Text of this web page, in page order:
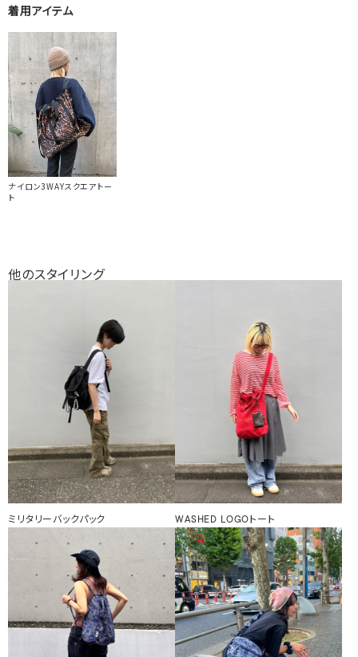
着用アイテム
ナイロン3WAYスクエアトー
ト
他のスタイリング
ミリタリーバックパック WASHED LOGOトート